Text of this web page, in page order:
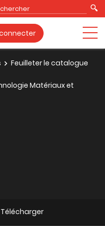
Feuilleter le catalogue
Matériaux et
Télécharger